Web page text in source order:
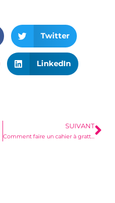
Twitter
LinkedIn
SUIVANT
Comment faire un cahier à gratter ?